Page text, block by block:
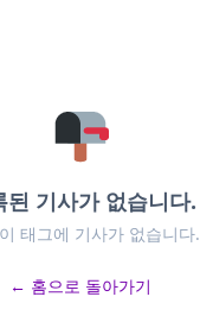
된 기사가 없습니다.
태그에 기사가 없습니다.
← 홈으로 돌아가기